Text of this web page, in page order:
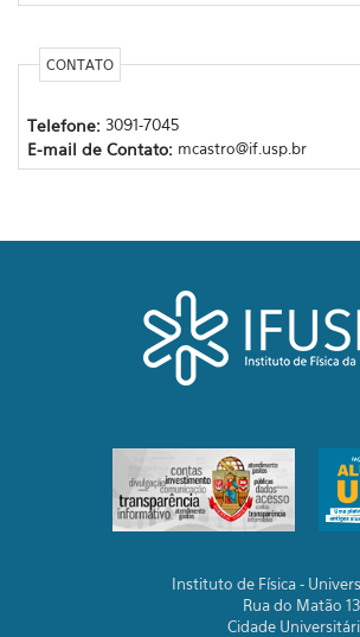
CONTATO
Telefone: 3091-7045
E-mail de Contato: mcastro@if.usp.br
Instituto de Física -
Rua do Matão
Cidade